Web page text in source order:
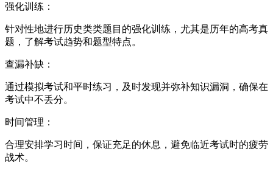
强化训练：
针对性地进行历史类类题目的强化训练，尤其是历年的高考真
题，了解考试趋势和题型特点。
查漏补缺：
通过模拟考试和平时练习，及时发现并弥补知识漏洞，确保在
考试中不丢分。
时间管理：
合理安排学习时间，保证充足的休息，避免临近考试时的疲劳
战术。